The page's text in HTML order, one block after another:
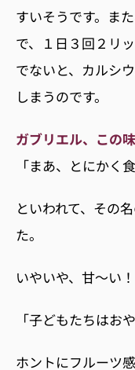
すいそうです。ま
で、１日３回２リ
でないと、カルシ
しまうのです。
ガブリエル、この
「まあ、とにかく
といわれて、その
た。
いやいや、甘〜い！
「子どもたちはお
ホントにフルーツ